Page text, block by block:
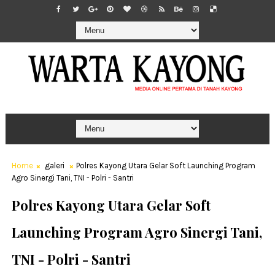
Home galeri
Polres Kayong Utara Gelar Soft Launching Program
Agro Sinergi Tani, TNI - Polri - Santri
Polres Kayong Utara Gelar Soft
Launching Program Agro Sinergi Tani,
TNI - Polri - Santri